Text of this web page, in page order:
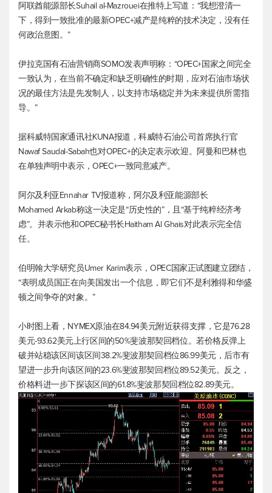
阿联酋能源部长Suhail al-Mazrouei在推特上写道：“我想澄清一
下，得到一致批准的最新OPEC+减产是纯粹的技术决定，没有任
何政治意图。”
伊拉克国有石油营销商SOMO发表声明称：“OPEC+国家之间完全
一致认为，在当前不确定和缺乏明确性的时期，应对石油市场状
况的最佳方法是先发制人，以支持市场稳定并为未来提供所需指
导。”
据科威特国家通讯社KUNA报道，科威特石油公司首席执行官
Nawaf Saudal-Sabah也对OPEC+的决定表示欢迎。阿曼和巴林也
在单独声明中表示，OPEC+一致同意减产。
阿尔及利亚Ennahar TV报道称，阿尔及利亚能源部长
Mohamed Arkab称这一决定是“历史性的”，且“基于纯粹经济考
虑”。并表示他和OPEC秘书长Haitham Al Ghais对此表示完全信
任。
伯明翰大学研究员Umer Karim表示，OPEC国家正试图建立团结，
“表明成员国正在向美国发出一个信息，即它们不是利雅得和华盛
顿之间争夺的对象。”
小时图上看，NYMEX原油在84.94美元附近获得支撑，它是76.28
美元-93.62美元上行区间的50%斐波那契回档位。若价格反弹上
破并站稳该区间该区间38.2%斐波那契回档位86.99美元，后市有
望进一步升向该区间的23.6%斐波那契回档位89.52美元。反之，
价格料进一步下探该区间的61.8%斐波那契回档位82.89美元。